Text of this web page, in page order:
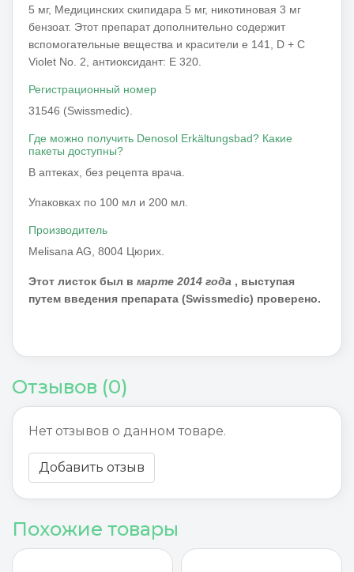
5 мг, Медицинских скипидара 5 мг, никотиновая 3 мг
бензоат. Этот препарат дополнительно содержит
вспомогательные вещества и красители е 141, D + C
Violet No. 2, антиоксидант: E 320.
Регистрационный номер
31546 (Swissmedic).
Где можно получить Denosol Erkältungsbad? Какие
пакеты доступны?
В аптеках, без рецепта врача.
Упаковках по 100 мл и 200 мл.
Производитель
Melisana AG, 8004 Цюрих.
Этот листок был в марте 2014 года , выступая
путем введения препарата (Swissmedic) проверено.
Отзывов (0)
Нет отзывов о данном товаре.
Добавить отзыв
Похожие товары